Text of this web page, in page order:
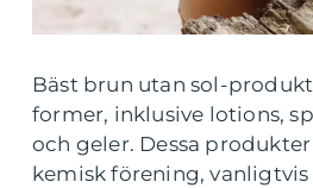
Bäst brun utan sol-
former, inklusive lotions,
och geler. Dessa
kemisk förening, vanligtvis